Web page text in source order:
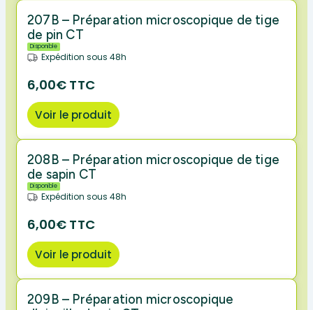
207B – Préparation microscopique de tige
de pin CT
Disponible
Expédition sous 48h
6,00€ TTC
Voir le produit
208B – Préparation microscopique de tige
de sapin CT
Disponible
Expédition sous 48h
6,00€ TTC
Voir le produit
209B – Préparation microscopique